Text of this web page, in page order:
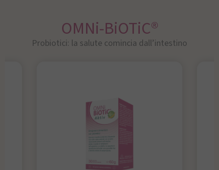
OMNi-BiOTiC®
Probiotici: la salute comincia dall’intestino